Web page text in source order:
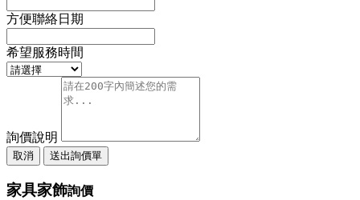
方便聯絡日期
希望服務時間
詢價說明
取消 送出詢價單
家具家飾詢價